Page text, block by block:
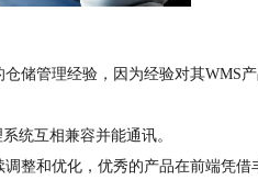
储管理经验，因为经验对其WMS
统互相兼容并能通讯。
整和优化，优秀的产品在前端凭借